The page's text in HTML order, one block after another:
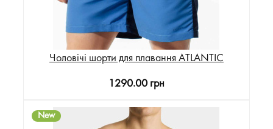
Чоловічі шорти для плавання ATLANTIC
1290.00 грн
New